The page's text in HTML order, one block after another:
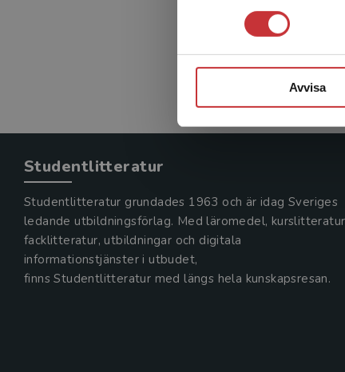
Avvisa
Studentlitteratur
Studentlitteratur grundades 1963 och är idag Sveriges
ledande utbildningsförlag. Med läromedel,
facklitteratur, utbildningar och digitala
informationstjänster i utbudet,
finns Studentlitteratur med längs hela kunskapsresan.